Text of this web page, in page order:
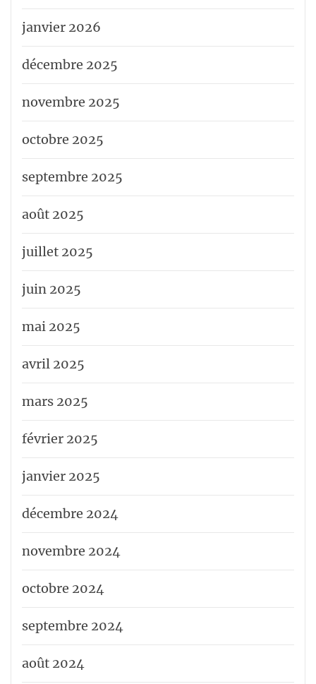
janvier 2026
décembre 2025
novembre 2025
octobre 2025
septembre 2025
août 2025
juillet 2025
juin 2025
mai 2025
avril 2025
mars 2025
février 2025
janvier 2025
décembre 2024
novembre 2024
octobre 2024
septembre 2024
août 2024